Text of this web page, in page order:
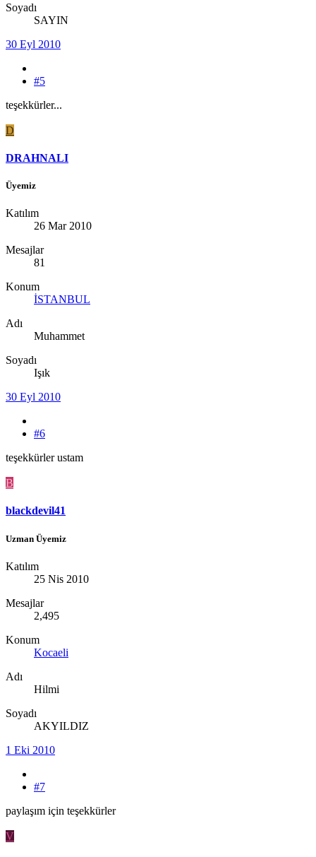
Soyadı
SAYIN
30 Eyl 2010
#5
teşekkürler...
D
DRAHNALI
Üyemiz
Katılım
26 Mar 2010
Mesajlar
81
Konum
İSTANBUL
Adı
Muhammet
Soyadı
Işık
30 Eyl 2010
#6
teşekkürler ustam
B
blackdevil41
Uzman Üyemiz
Katılım
25 Nis 2010
Mesajlar
2,495
Konum
Kocaeli
Adı
Hilmi
Soyadı
AKYILDIZ
1 Eki 2010
#7
paylaşım için teşekkürler
V